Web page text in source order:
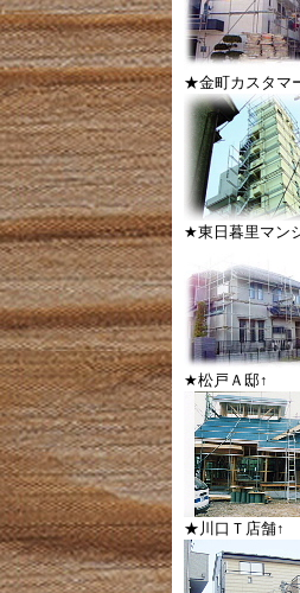
★金町カスタマ
★東日暮里マン
★松戸Ａ邸↑
★川口Ｔ店舗↑